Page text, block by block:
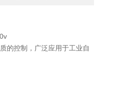
的控制，广泛应用于工业自